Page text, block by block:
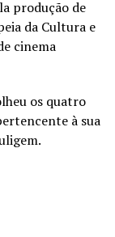
produção de
da Cultura e
cinema
os quatro
à sua